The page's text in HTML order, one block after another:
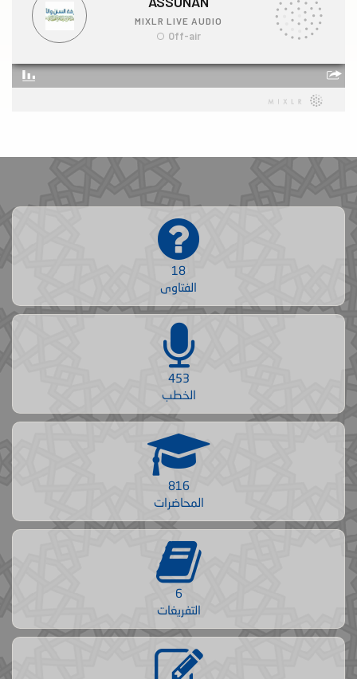
18
الفتاوى
453
الخطب
816
المحاضرات
6
التفريغات